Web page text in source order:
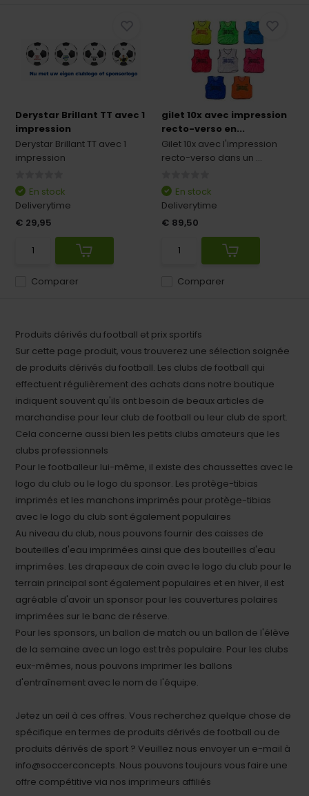
Derystar Brillant TT avec 1
impression
Derystar Brillant TT avec 1
impression
Comparer
En stock
Deliverytime
€ 29,95
gilet 10x avec impression
recto-verso en...
Gilet 10x avec l'impression
recto-verso dans un ...
Comparer
En stock
Deliverytime
€ 89,50
Produits dérivés du football et prix sportifs
Sur cette page produit, vous trouverez une sélection soignée
de produits dérivés du football. Les clubs de football qui
effectuent régulièrement des achats dans notre boutique
indiquent souvent qu'ils ont besoin de beaux articles de
marchandise pour leur club de football ou leur club de sport.
Cela concerne aussi bien les petits clubs amateurs que les
clubs professionnels
Pour le footballeur lui-même, il existe des chaussettes avec le
logo du club ou le logo du sponsor. Les protège-tibias
imprimés et les manchons imprimés pour protège-tibias
avec le logo du club sont également populaires
Au niveau du club, nous pouvons fournir des caisses de
bouteilles d'eau imprimées ainsi que des bouteilles d'eau
imprimées. Les drapeaux de coin avec le logo du club pour le
terrain principal sont également populaires et en hiver, il est
agréable d'avoir un sponsor pour les couvertures polaires
imprimées sur le banc de réserve.
Pour les sponsors, un ballon de match ou un ballon de l'élève
de la semaine avec un logo est très populaire. Pour les clubs
eux-mêmes, nous pouvons imprimer les ballons
d'entraînement avec le nom de l'équipe.
Jetez un œil à ces offres. Vous recherchez quelque chose de
spécifique en termes de produits dérivés de football ou de
produits dérivés de sport ? Veuillez nous envoyer un e-mail à
info@soccerconcepts. Nous pouvons toujours vous faire une
offre compétitive via nos imprimeurs affiliés